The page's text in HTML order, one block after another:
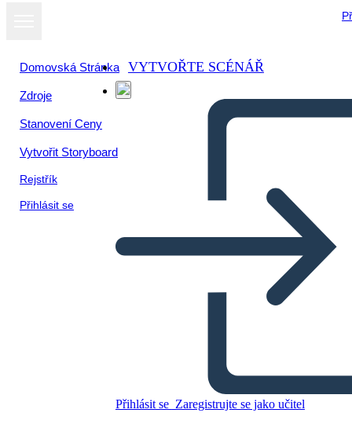
Domovská Stránka
Zdroje
Stanovení Ceny
Vytvořit Storyboard
Rejstřík
Přihlásit se
VYTVOŘTE SCÉNÁŘ
Přihlásit se Zaregistrujte se jako učitel
Zkopírujte tento scénář
VYTVOŘIT STORYBOARD
Zobrazit jako
prezentaci